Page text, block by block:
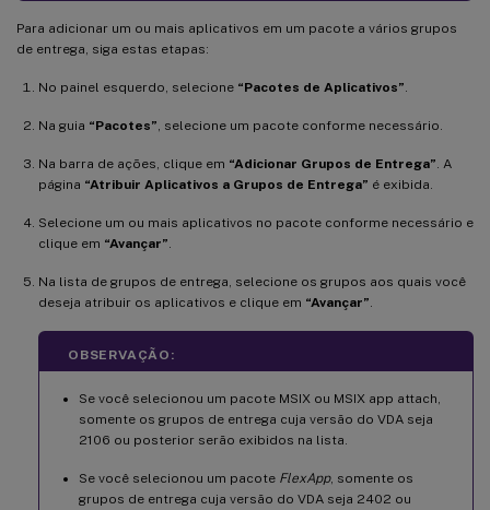
Para adicionar um ou mais aplicativos em um pacote a vários grupos
de entrega, siga estas etapas:
No painel esquerdo, selecione “Pacotes de Aplicativos”
Na guia “Pacotes” , selecione um pacote conforme necessário.
Na barra de ações, clique em “Adicionar Grupos de Entrega” . A
página “Atribuir Aplicativos a Grupos de Entrega” é exibida.
Selecione um ou mais aplicativos no pacote conforme necessário e
clique em “Avançar”
Na lista de grupos de entrega, selecione os grupos aos quais você
deseja atribuir os aplicativos e clique em “Avançar”
OBSERVAÇÃO:
Se você selecionou um pacote MSIX ou MSIX app attach,
somente os grupos de entrega cuja versão do VDA seja
2106 ou posterior serão exibidos na lista.
Se você selecionou um pacote FlexApp, somente os
grupos de entrega cuja versão do VDA seja 2402 ou